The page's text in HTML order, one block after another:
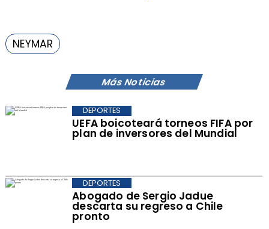
Más Noticias
UEFA boicoteará torneos FIFA por
plan de inversores del Mundial
DEPORTES
Abogado de Sergio Jadue
descarta su regreso a Chile
pronto
DEPORTES
NEYMAR